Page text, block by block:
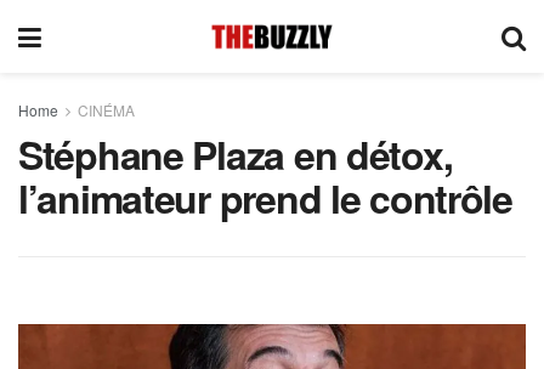
Home CINÉMA
Stéphane Plaza en détox,
l’animateur prend le contrôle